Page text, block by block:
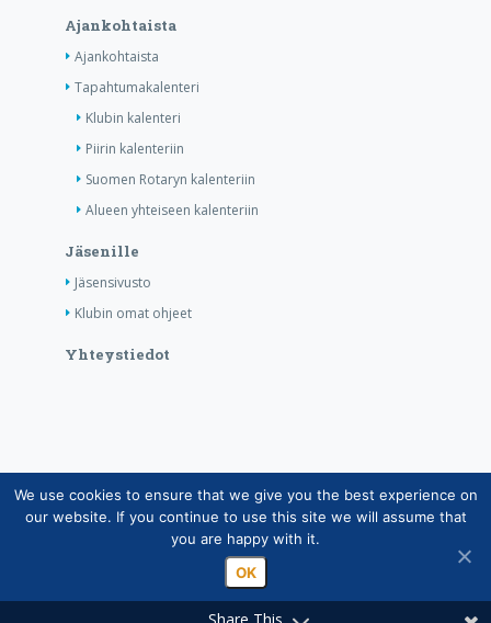
Ajankohtaista
Ajankohtaista
Tapahtumakalenteri
Klubin kalenteri
Piirin kalenteriin
Suomen Rotaryn kalenteriin
Alueen yhteiseen kalenteriin
Jäsenille
Jäsensivusto
Klubin omat ohjeet
Yhteystiedot
Copyright © Suomen Rotarypalvelu ry 2026 |
Jäsentietojärjestelmän tietosuojaseloste|Henkilötietojen
käsittely Rotarytoiminnassa
We use cookies to ensure that we give you the best experience on
our website. If you continue to use this site we will assume that
you are happy with it.
OK